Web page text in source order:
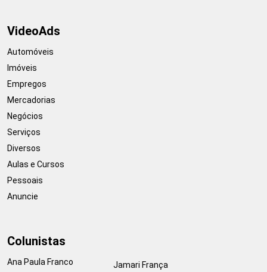
VideoAds
Automóveis
Imóveis
Empregos
Mercadorias
Negócios
Serviços
Diversos
Aulas e Cursos
Pessoais
Anuncie
Colunistas
Ana Paula Franco
Jamari França